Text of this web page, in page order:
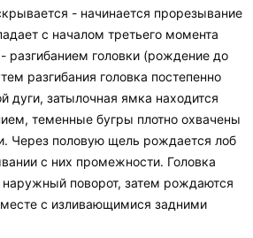
- начинается прорезывание
с началом третьего момента
разгибанием головки (рождение до
разгибания головка постепенно
дуги, затылочная ямка находится
теменные бугры плотно охвачены
Через половую щель рождается лоб
с них промежности. Головка
поворот, затем рождаются
с изливающимися задними